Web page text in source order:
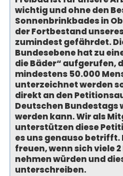
wichtig und ohne den
Sonnenbrinkbades in
der Fortbestand
zumindest gefährdet.
Bundesebene hat zu
die Bäder“ aufgerufen,
mindestens 50.000
unterzeichnet werden
direkt an den
Deutschen Bundestags
werden kann. Wir als
unterstützen diese
es uns genauso betrifft.
freuen, wenn sich viele
nehmen würden und
unterschreiben.